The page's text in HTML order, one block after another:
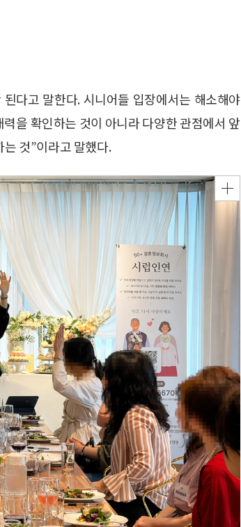
다고 말한다. 시니어들 입장에서는 해소해야
을 확인하는 것이 아니라 다양한 관점에서 앞
것”이라고 말했다.